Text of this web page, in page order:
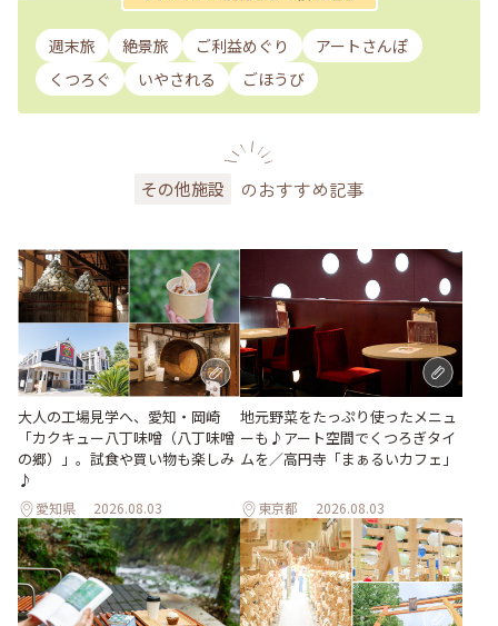
週末旅 絶景旅 ご利益めぐり
アートさんぽ
くつろぐ
いやされる ごほうび
その他施設 のおすすめ記事
大人の工場見学へ、愛知・岡崎
「カクキュー八丁味噌（八丁味噌
の郷）」。試食や買い物も楽しみ
♪
愛知県 2026.08.03
地元野菜をたっぷり使ったメニュ
ーも♪アート空間でくつろぎタイ
ムを／高円寺「まぁるいカフェ」
東京都 2026.08.03